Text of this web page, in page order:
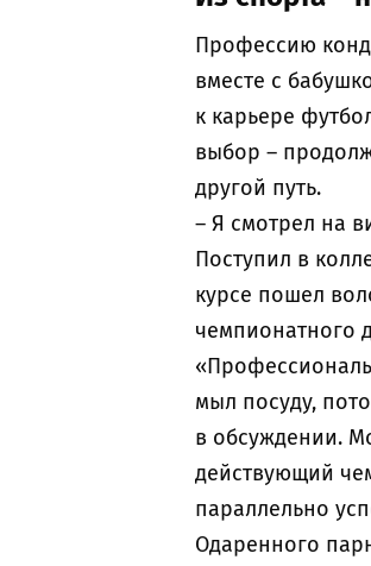
Профессию
вместе с
к карьере
выбор –
другой путь.
– Я смотрел на
Поступил в
курсе пошел
чемпионатного
мыл посуду,
в обсуждении.
действующий
параллельно
Одаренного